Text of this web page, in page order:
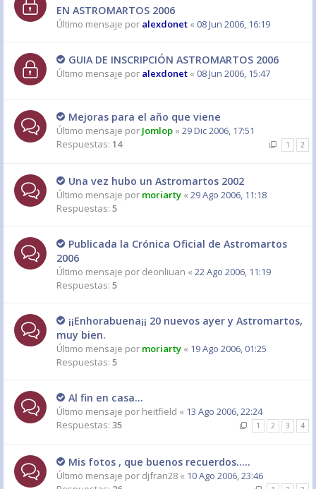
EN ASTROMARTOS 2006
Último mensaje por alexdonet « 08 Jun 2006, 16:19
GUIA DE INSCRIPCIÓN ASTROMARTOS 2006
Último mensaje por alexdonet « 08 Jun 2006, 15:47
Mejoras para el año que viene
Último mensaje por Jomlop « 29 Dic 2006, 17:51
Respuestas: 14 1 2
Una vez hubo un Astromartos 2002
Último mensaje por moriarty « 29 Ago 2006, 11:18
Respuestas: 5
Publicada la Crónica Oficial de Astromartos
2006
Último mensaje por deonliuan « 22 Ago 2006, 11:19
Respuestas: 5
¡¡Enhorabuena¡¡ 20 nuevos ayer y Astromartos,
muy bien.
Último mensaje por moriarty « 19 Ago 2006, 01:25
Respuestas: 5
Al fin en casa...
Último mensaje por heitfield « 13 Ago 2006, 22:24
Respuestas: 35 1 2 3 4
Mis fotos , que buenos recuerdos.....
Último mensaje por djfran28 « 10 Ago 2006, 23:46